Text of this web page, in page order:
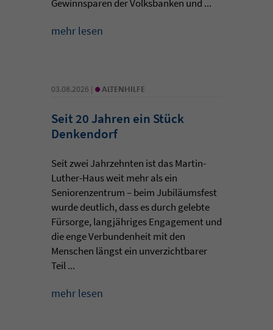
Gewinnsparen der Volksbanken und ...
mehr lesen
03.08.2026 | • ALTENHILFE
Seit 20 Jahren ein Stück
Denkendorf
Seit zwei Jahrzehnten ist das Martin-
Luther-Haus weit mehr als ein
Seniorenzentrum – beim Jubiläumsfest
wurde deutlich, dass es durch gelebte
Fürsorge, langjähriges Engagement und
die enge Verbundenheit mit den
Menschen längst ein unverzichtbarer
Teil ...
mehr lesen